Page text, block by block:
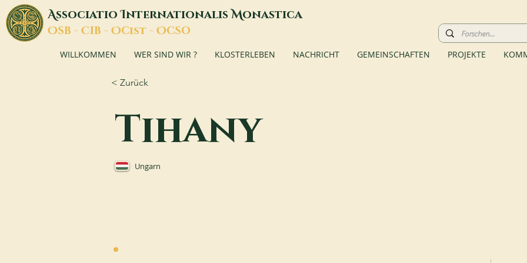
AssociatioInternationalisMonastica
OSB - CIB - OCist - OCSO
WILLKOMMEN WER SIND WIR ? KLOSTERLEBEN NACHRICHT GEMEINSCHAFTEN PROJEKTE
< Zurück
Tihany
Ungarn